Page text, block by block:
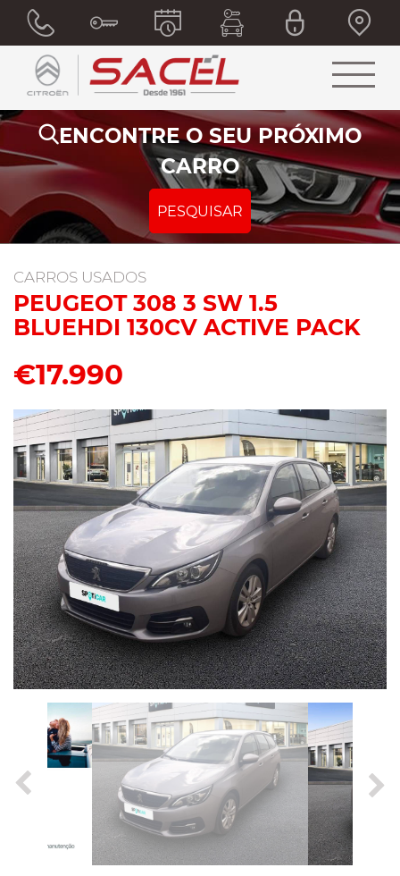
ENCONTRE O SEU PRÓXIMO
CARRO
PESQUISAR
CARROS USADOS
PEUGEOT 308 3 SW 1.5
BLUEHDI 130CV ACTIVE PACK
€17.990